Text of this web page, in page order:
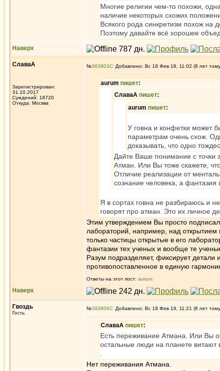
Многие религии чем-то похожи,
наличие некоторых схожих
Всякого рода синкретизм похож на
Поэтому давайте всё хорошее
Наверх
СлаваА
Зарегистрирован:
31.10.2017
Суждений: 18720
Откуда: Москва
№383803 Добавлено: Вс 18 Фев 18, 11:02 (8 лет
aurum пишет:
СлаваА пишет:
aurum пишет:
У говна и конфетки может
параметрам очень схож.
доказывать, что одно
Дайте Ваше понимание с точки
Атман. Или Вы тоже скажете,
Отличие реализации от
сознание человека, а
Я в сортах говна не разбираюсь и
говорят про атман. Это их личное
Этим утверждением Вы просто
лабораторий, например, над
только частицы открытые в его
фантазии тех ученых и вообще те
Разум подразделяет, фиксирует детали
противопоставленное в единую
Ответы на этот пост: aurum
Наверх
Гвоздь
Гость
№383806 Добавлено: Вс 18 Фев 18, 11:21 (8 лет
СлаваА пишет:
Есть переживание Атмана. Или Вы
остальные люди на планете витают
Нет переживания Атмана.